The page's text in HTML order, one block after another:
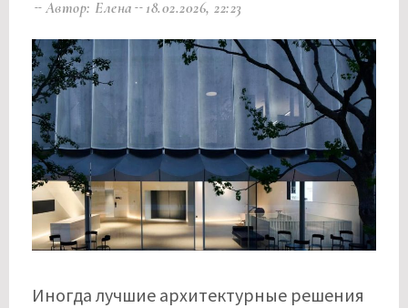
Автор: Елена 18.02.2026, 22:23
Иногда лучшие архитектурные решения